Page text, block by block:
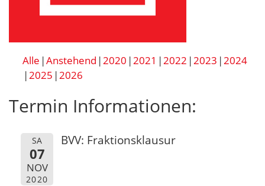
Alle Anstehend 2020 2021 2022 2023 2024
2025 2026
Termin Informationen:
SA
07
NOV
2020
BVV: Fraktionsklausur